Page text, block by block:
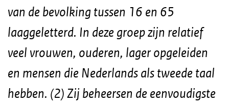
van de bevolking tussen 16 en 65
laaggeletterd. In deze groep zijn relatief
veel vrouwen, ouderen, lager opgeleiden
en mensen die Nederlands als tweede taal
hebben. (2) Zij beheersen de eenvoudigste